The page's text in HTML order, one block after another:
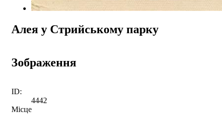
Алея у Стрийському парку
Зображення
ID:
4442
Місце